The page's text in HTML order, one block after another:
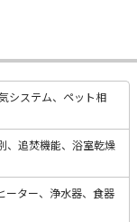
システム、ペット相
、追焚機能、浴室乾燥
ーター、浄水器、食器